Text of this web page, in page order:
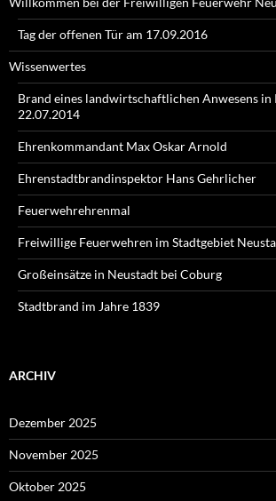
Tag der offenen Tür am 17.09.2016
Wissenwertes
Brand eines landwirtschaftlichen Anwesens in
22.07.2014
Ehrenkommandant Max Oskar Arnold
Ehrenstadtbrandinspektor Hans Gehrlicher
Feuerwehrehrenmal
Freiwillige Feuerwehren im Stadtgebiet
Großeinsätze in Neustadt bei Coburg
Stadtbrand im Jahre 1839
ARCHIV
Dezember 2025
November 2025
Oktober 2025